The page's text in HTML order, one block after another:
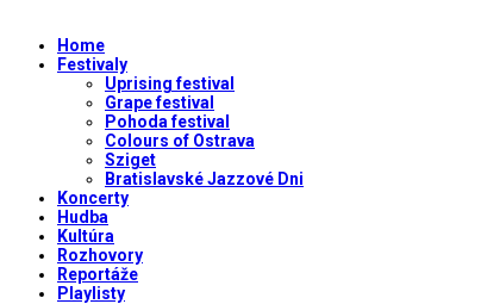
Home
Festivaly
Uprising festival
Grape festival
Pohoda festival
Colours of Ostrava
Sziget
Bratislavské Jazzové Dni
Koncerty
Hudba
Kultúra
Rozhovory
Reportáže
Playlisty